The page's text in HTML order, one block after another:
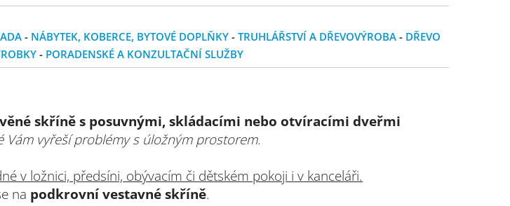
- NÁBYTEK, KOBERCE, BYTOVÉ DOPLŇKY -TRUHLÁŘSTVÍ A DŘEVOVÝROBA - DŘEVO
- PORADENSKÉ A KONZULTAČNÍ SLUŽBY
skříně s posuvnými, skládacími nebo otvíracími dveřmi
Vám vyřeší problémy s úložným prostorem.
v ložnici, předsíni, obývacím či dětském pokoji i v kanceláři.
na podkrovní vestavné skříně.